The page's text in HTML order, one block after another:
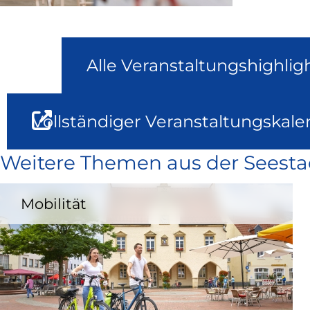
Alle
Vollständiger
Weitere Themen aus der
Mobilität